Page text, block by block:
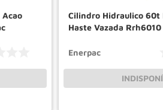
Cilindro Hidraulico 60t
Haste Vazada Rrh6010
Enerpac